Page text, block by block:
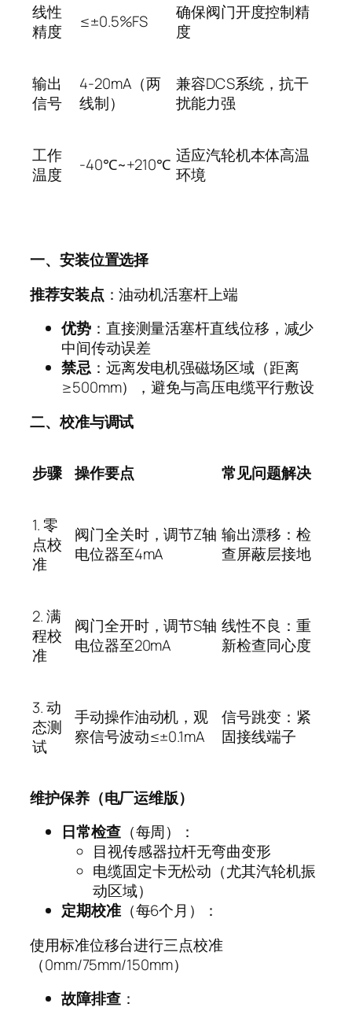
线性
精度
≤±0.5%FS
确保阀门开度控制精
度
输出
信号
4-20mA （两
线制）
兼容DCS系统，抗干
扰能力强
工作
温度
-40℃~+210℃ 适应汽轮机本体高温
环境
一、安装位置选择
推荐安装点 ：油动机活塞杆上端
优势：直接测量活塞杆直线位移，减少
中间传动误差
禁忌：远离发电机强磁场区域（距离
≥500mm），避免与高压电缆平行敷设
二、校准与调试
步骤 操作要点 常见问题解决
1. 零
点校
准
阀门全关时，调节Z轴
电位器至4mA
输出漂移：检
查屏蔽层接地
2.满
程校
准
阀门全开时，调节S轴
电位器至20mA
线性不良：重
新检查同心度
3.动
态测
试
手动操作油动机，观
察信号波动≤±0.1mA
信号跳变：紧
固接线端子
维护保养（电厂运维版）
日常检查（每周）：
目视传感器拉杆无弯曲变形
电缆固定卡无松动（尤其汽轮机振
动区域）
定期校准（每6个月）：
使用标准位移台进行三点校准
（0mm/75mm/150mm）
故障排查：